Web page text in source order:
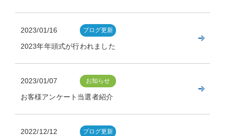
2023/01/16 ブログ更新
2023年年頭式が行われました
2023/01/07 お知らせ
お客様アンケート当選者紹介
2022/12/12 ブログ更新